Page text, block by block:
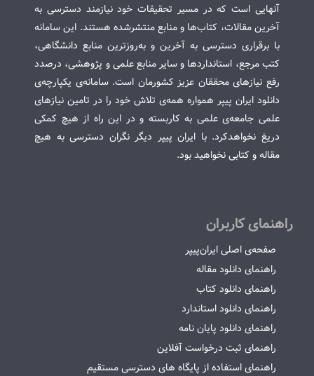
آنهایی است که در مسیر تحقیقات خود نیازمند دسترسی به
آخرین مقالات، کتاب‌ها و منابع منتشرشده هستند. این سامانه
با برقراری دسترسی به آخرین و به‌روزترین منابع دانشگاهی،
کتب مرجع، استانداردها و سایر منابع علمی و پژوهشی، درصدد
رفع نیازهای محققان عزیز کشورمان است. سامانه‌ی یکپارچه‌ی
دانلود ایران پیپر همواره همه‌ی تلاش خود را در تامین نیازهای
علمی جامعه‌ی علمی به کاربسته و در این راه از هیچ کمکی
دریغ نخواهدکرد. با ایران پیپر دیگر نگران دسترسی به هیچ
مقاله و کتابی نخواهید بود.
راهنمای کاربران
صفحه‌ی اصلی ایران‌پیپر
راهنمای دانلود مقاله
راهنمای دانلود کتاب
راهنمای دانلود استاندارد
راهنمای دانلود پایان نامه
راهنمای ثبت درخواست آفلاین
راهنمای استفاده از پایگاه های دسترسی مستقیم